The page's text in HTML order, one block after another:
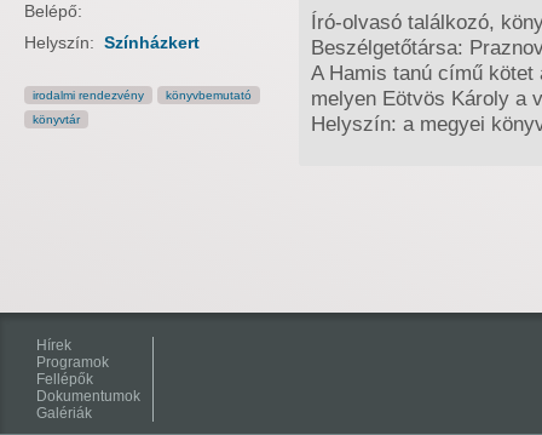
Író-olvasó találkozó,
Beszélgetőtársa:
A Hamis tanú című
melyen Eötvös Károly a
Helyszín: a megyei
Belépő:
Helyszín: Színházkert
irodalmi rendezvény
könyvbemutató
könyvtár
Hírek
Programok
Fellépők
Dokumentumok
Galériák